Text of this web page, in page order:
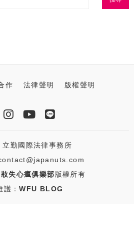
作 法律聲明 版權聲明
立勤國際法律事務所
妝失心瘋俱樂部版權所有
護：WFU BLOG